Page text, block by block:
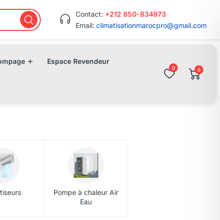
Contact: +212 650-834973
Email:climatisationmarocpro@gmail.com
Espace Revendeur
0 0
Pompe à chaleur Air
Eau